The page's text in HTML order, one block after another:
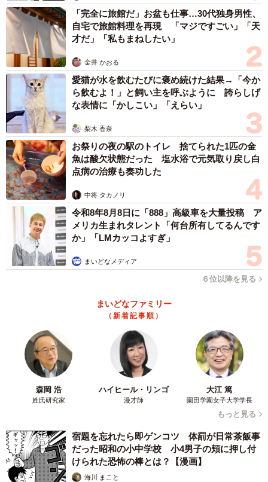
「完全に旅館だ」お盆も仕事…30代独身男性、
自宅で旅館料理を再現 「マジですごい」「天
才だ」「私もまねしたい」
金井 かおる
愛猫が水を飲むたびに褒め続けた結果→「今か
ら飲むよ！」と飼い主を呼ぶように 誇らしげ
な表情に「かしこい」「えらい」
梨木 香奈
お祭りの夜の駅のトイレ 捨てられた1匹の金
魚は酸欠状態だった 塩水浴で元気取り戻し白
点病の治療も奏功した
中将 タカノリ
令和8年8月8日に「888」高級車を大量投稿 ア
メリカ生まれタレント「何台所有してるんです
か」「LMカッコよすぎ」
まいどなメディア
６位以降を見る
まいどなファミリー
（新着記事順）
森岡 浩
姓氏研究家
ハイヒール・リンゴ
漫才師
大江 篤
園田学園女子大学学長
もっと見る
宿題を忘れたら即ゲンコツ 体罰が日常茶飯事
だった昭和の小中学校 小4男子の頬に押し付
けられた恐怖の棒とは？【漫画】
海川 まこと